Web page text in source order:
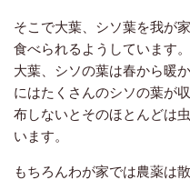
そこで大葉、シソ葉を我が
食べられるようしています。
大葉、シソの葉は春から暖
にはたくさんのシソの葉が
布しないとそのほとんどは
います。
もちろんわが家では農薬は